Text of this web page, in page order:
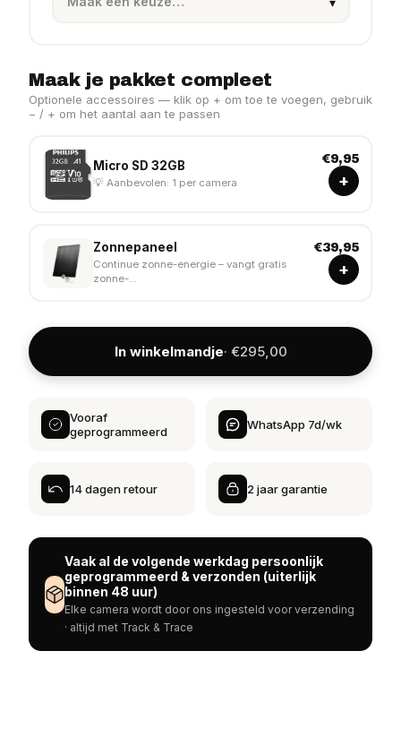
Maak je pakket compleet
Optionele accessoires — klik op + om toe te voegen, gebruik
− / + om het aantal aan te passen
Micro SD 32GB
💡 Aanbevolen: 1 per camera
€9,95
+
Zonnepaneel
Continue zonne-energie – vangt gratis
zonne-...
€39,95
+
In winkelmandje· €295,00
Vooraf
geprogrammeerd
WhatsApp 7d/wk
14 dagen retour 2 jaar garantie
Vaak al de volgende werkdag persoonlijk
geprogrammeerd & verzonden (uiterlijk
binnen 48 uur)
Elke camera wordt door ons ingesteld voor verzending
· altijd met Track & Trace